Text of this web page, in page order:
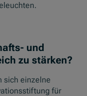
und
zu stärken?
sich einzelne
für